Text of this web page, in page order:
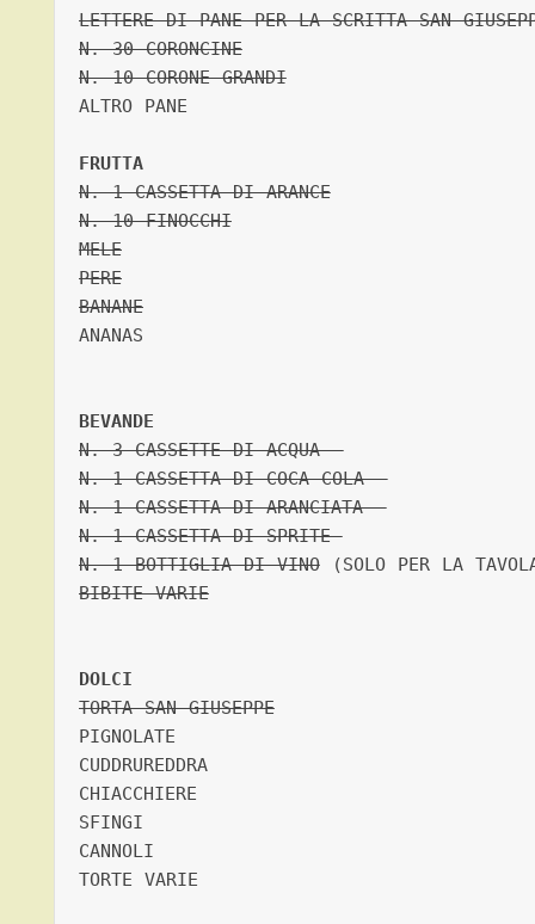
LETTERE DI PANE PER LA SCRITTA SAN
N. 30 CORONCINE
N. 10 CORONE GRANDI
ALTRO PANE
FRUTTA
N. 1 CASSETTA DI ARANCE
N. 10 FINOCCHI
MELE
PERE
BANANE
ANANAS
BEVANDE
N. 3 CASSETTE DI ACQUA
N. 1 CASSETTA DI COCA COLA
N. 1 CASSETTA DI ARANCIATA
N. 1 CASSETTA DI SPRITE
N. 1 BOTTIGLIA DI VINO
BIBITE VARIE
DOLCI
TORTA SAN GIUSEPPE
PIGNOLATE
CUDDRUREDDRA
CHIACCHIERE
SFINGI
CANNOLI
TORTE VARIE